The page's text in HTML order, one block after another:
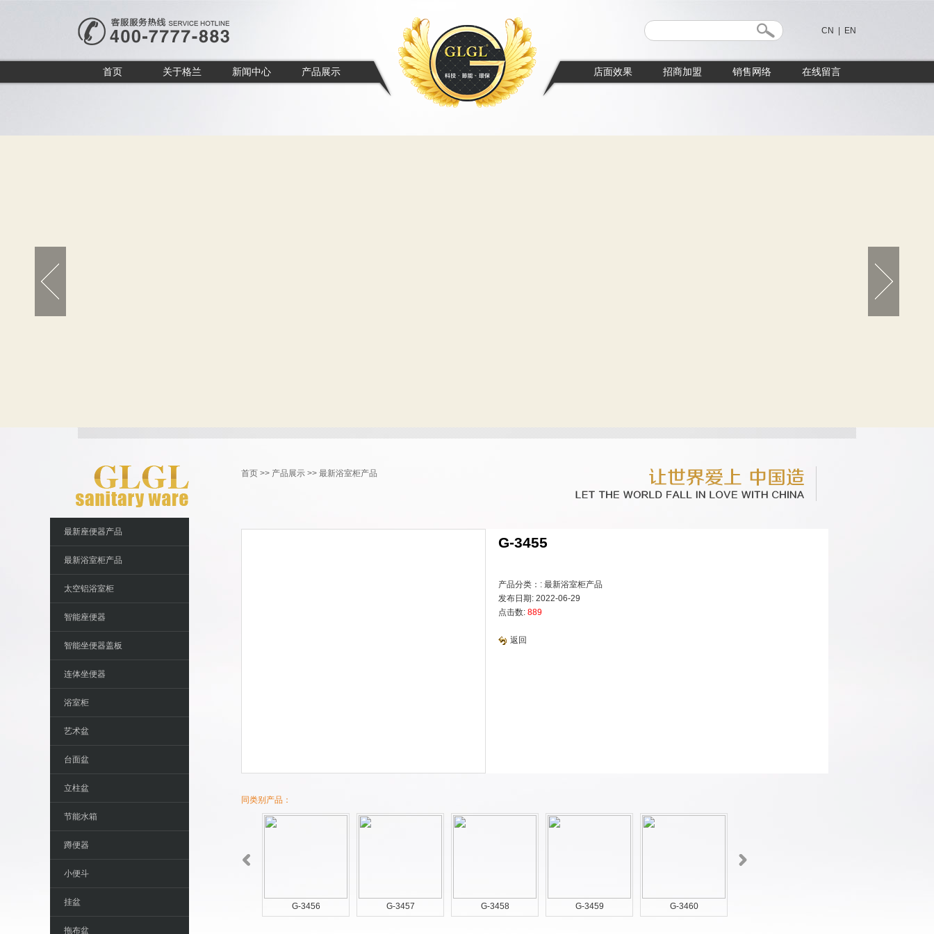
CN EN
首页 关于格兰 新闻中心 产品展示 店面效果 招商加盟 销售网络 在线留言
最新座便器产品
最新浴室柜产品
太空铝浴室柜
智能座便器
智能坐便器盖板
连体坐便器
浴室柜
艺术盆
台面盆
立柱盆
节能水箱
蹲便器
小便斗
挂盆
拖布盆
首页 >> 产品展示 >> 最新浴室柜产品
G-3455
产品分类：: 最新浴室柜产品
发布日期: 2022-06-29
点击数: 889
返回
同类别产品：
G-3456 G-3457 G-3458 G-3459 G-3460